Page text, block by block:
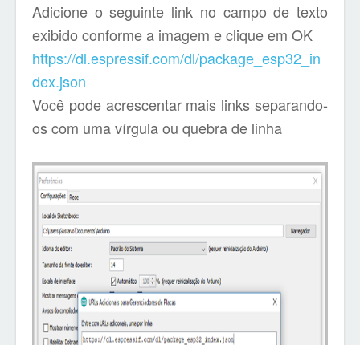
Adicione o seguinte link no campo de texto
exibido conforme a imagem e clique em OK
https://dl.espressif.com/dl/package_esp32_in
dex.json
Você pode acrescentar mais links separando-
os com uma vírgula ou quebra de linha